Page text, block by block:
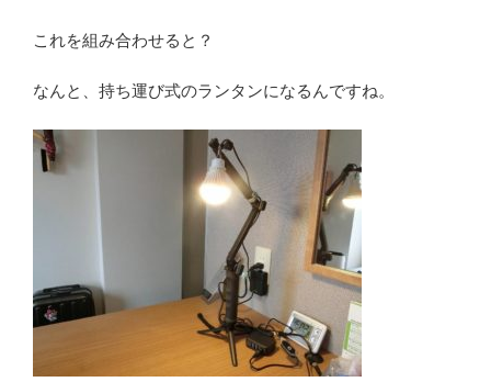
これを組み合わせると？
なんと、持ち運び式のランタンになるんですね。